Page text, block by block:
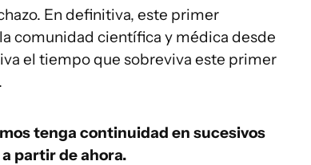
En definitiva, este primer
comunidad científica y médica desde
el tiempo que sobreviva este primer
tenga continuidad en sucesivos
partir de ahora.